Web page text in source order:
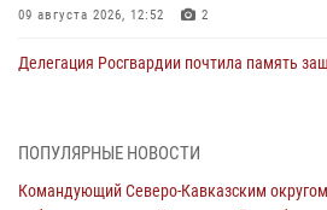
09 августа 2026, 12:52 2
Делегация Росгвардии почтила память
«Я расскажу вам о Герое»: подвиг Героя
09 августа 2026, 11:00
ПОПУЛЯРНЫЕ НОВОСТИ
Командующий Северо-Кавказским